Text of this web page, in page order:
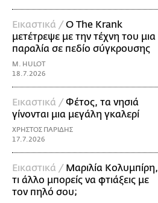
Εικαστικά /Ο The Krank
μετέτρεψε με την τέχνη του μια
παραλία σε πεδίο σύγκρουσης
M. HULOT
18.7.2026
Εικαστικά /Φέτος, τα νησιά
γίνονται μια μεγάλη γκαλερί
ΧΡΗΣΤΟΣ ΠΑΡΙΔΗΣ
17.7.2026
Εικαστικά / Μαριλία Κολυμπίρη,
τι άλλο μπορείς να φτιάξεις με
τον πηλό σου;